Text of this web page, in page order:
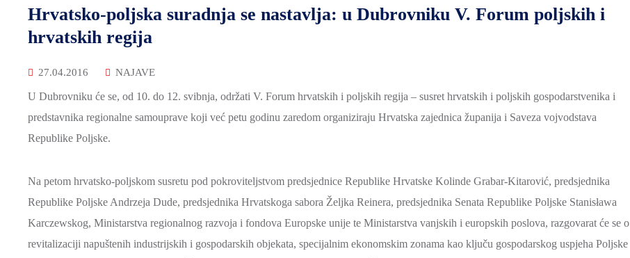
Hrvatsko-poljska suradnja se nastavlja: u Dubrovniku V. Forum poljskih i
hrvatskih regija
27.04.2016 NAJAVE
U Dubrovniku će se, od 10. do 12. svibnja, održati V. Forum hrvatskih i poljskih regija – susret hrvatskih i poljskih gospodarstvenika i
predstavnika regionalne samouprave koji već petu godinu zaredom organiziraju Hrvatska zajednica županija i Saveza vojvodstava
Republike Poljske.
Na petom hrvatsko-poljskom susretu pod pokroviteljstvom predsjednice Republike Hrvatske Kolinde Grabar-Kitarović, predsjednika
Republike Poljske Andrzeja Dude, predsjednika Hrvatskoga sabora Željka Reinera, predsjednika Senata Republike Poljske Stanisława
Karczewskog, Ministarstva regionalnog razvoja i fondova Europske unije te Ministarstva vanjskih i europskih poslova, razgovarat će se o
revitalizaciji napuštenih industrijskih i gospodarskih objekata, specijalnim ekonomskim zonama kao ključu gospodarskog uspjeha Poljske